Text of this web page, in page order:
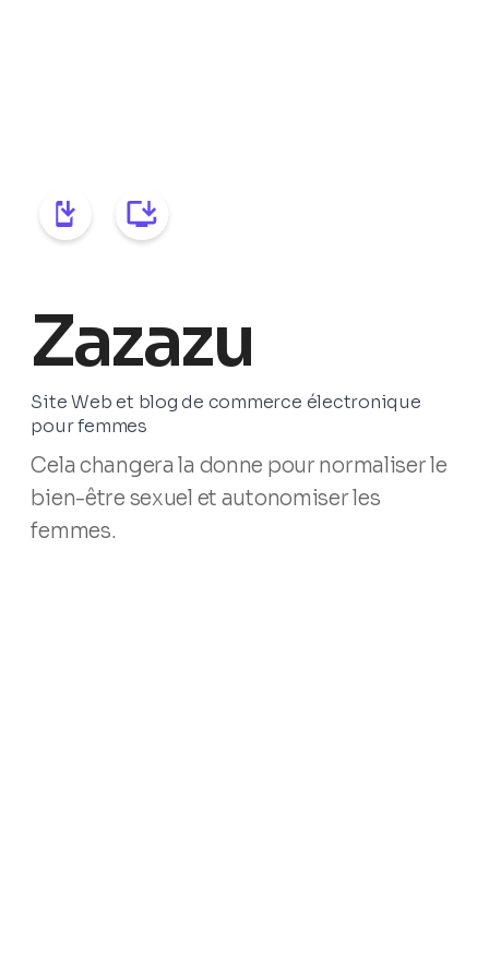
Zazazu
Site Web et blog de commerce électronique
pour femmes
Cela changera la donne pour normaliser le
bien-être sexuel et autonomiser les
femmes.